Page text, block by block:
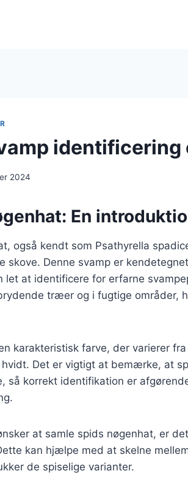
2024
En
også kendt som Psathyrella
skove. Denne svamp er
let at identificere for erfarne
træer og i fugtige områder,
karakteristisk farve, der varierer
Det er vigtigt at bemærke, at
så korrekt identifikation er
at samle spids nøgenhat, er
kan hjælpe med at skelne
de spiselige varianter.